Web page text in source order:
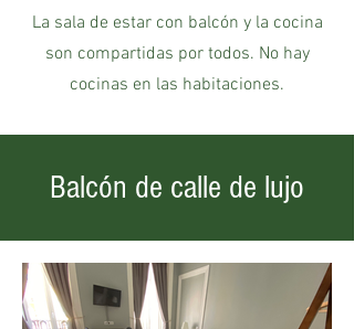
La sala de estar con balcón y la cocina
son compartidas por todos. No hay
cocinas en las habitaciones.
Balcón de calle de lujo